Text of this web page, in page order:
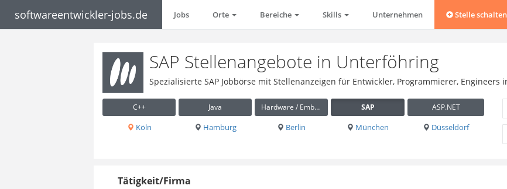
softwareentwickler-jobs.de Jobs Orte Bereiche Skills Unternehmen Stelle schalten
SAP Stellenangebote in Unterföhring
Spezialisierte SAP Jobbörse mit Stellenanzeigen für Entwickler, Programmierer, Engineers
C++ Java Hardware / Embedded SAP ASP.NET
Köln Hamburg Berlin München Düsseldorf
Tätigkeit/Firma